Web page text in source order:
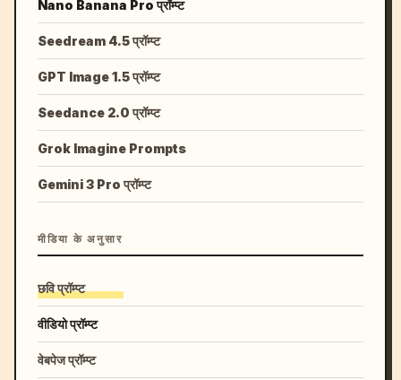
Nano Banana Pro प्रॉम्प्ट
Seedream 4.5 प्रॉम्प्ट
GPT Image 1.5 प्रॉम्प्ट
Seedance 2.0 प्रॉम्प्ट
Grok Imagine Prompts
Gemini 3 Pro प्रॉम्प्ट
मीडिया के अनुसार
छवि प्रॉम्प्ट
वीडियो प्रॉम्प्ट
वेबपेज प्रॉम्प्ट